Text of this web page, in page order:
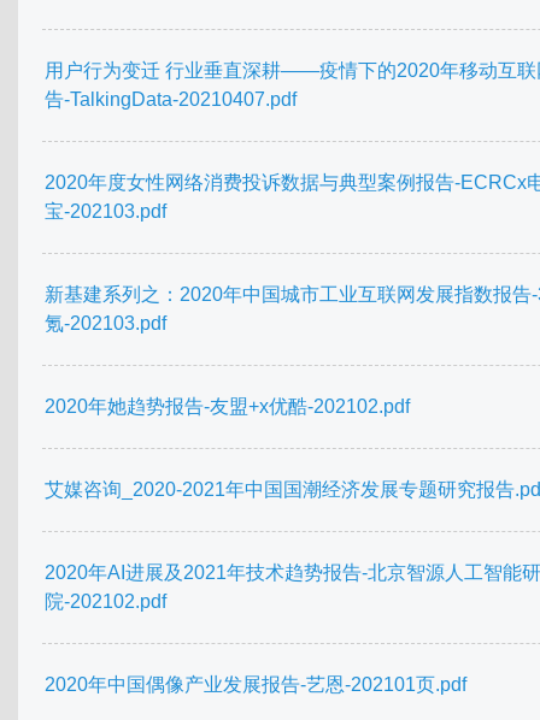
用户行为变迁 行业垂直深耕——疫情下的2020年移动互联
告-TalkingData-20210407.pdf
2020年度女性网络消费投诉数据与典型案例报告-ECRCx
宝-202103.pdf
新基建系列之：2020年中国城市工业互联网发展指数报告
氪-202103.pdf
2020年她趋势报告-友盟+x优酷-202102.pdf
艾媒咨询_2020-2021年中国国潮经济发展专题研究报告
2020年AI进展及2021年技术趋势报告-北京智源人工智能
院-202102.pdf
2020年中国偶像产业发展报告-艺恩-202101页.pdf